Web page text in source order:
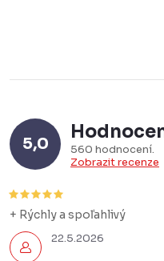
5,0
560 hodnocení
Zobrazit recenze
22.5.2026
+ Rýchly a spoľahlivý